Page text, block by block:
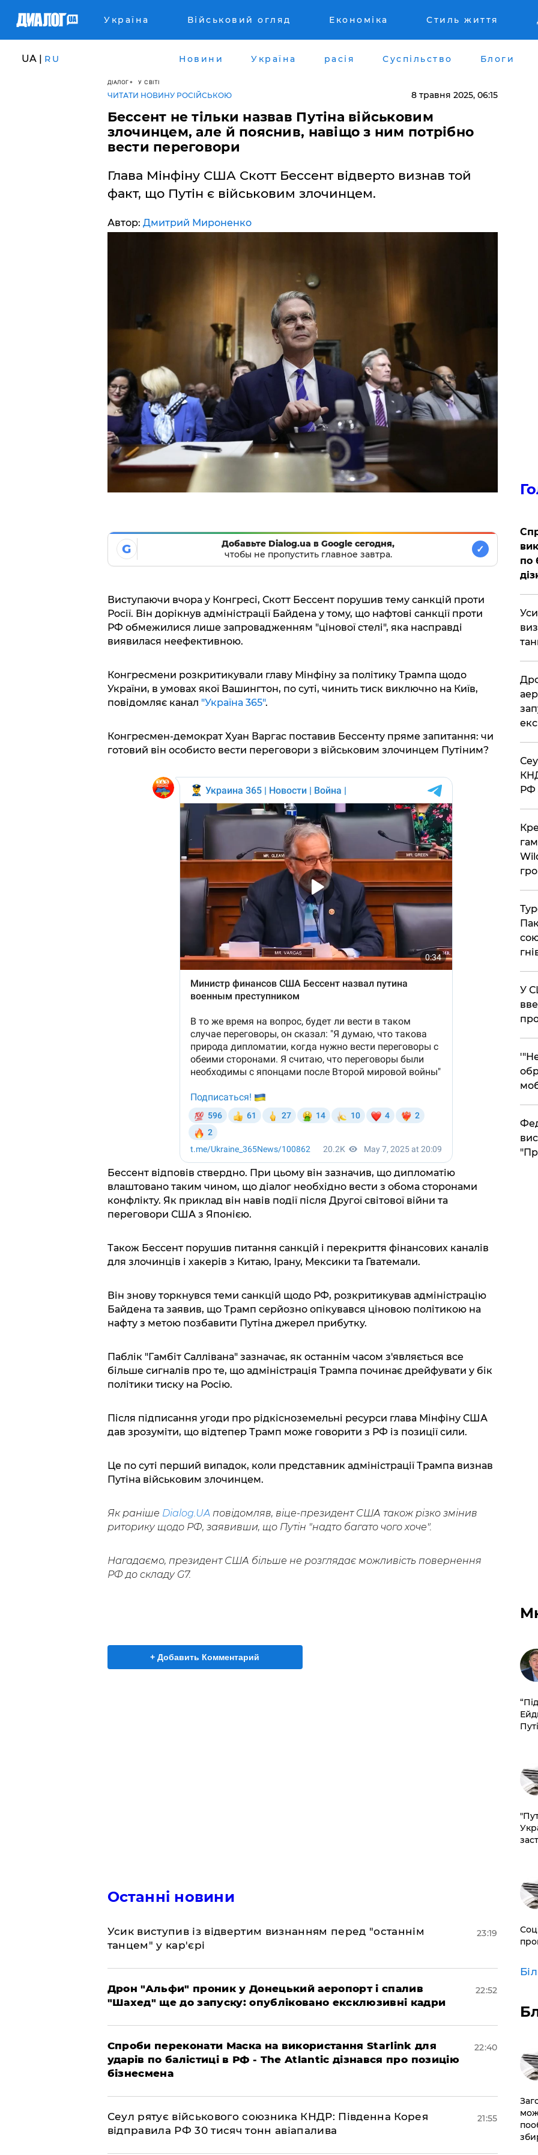
Україна Військовий огляд Економіка Стиль життя
UA | RU Новини Україна расія Суспільство Блоги
ДІАЛОГ У СВІТІ
ЧИТАТИ НОВИНУ РОСІЙСЬКОЮ 8 травня 2025, 06:15
Бессент не тільки назвав Путіна військовим
злочинцем, але й пояснив, навіщо з ним потрібно
вести переговори
Глава Мінфіну США Скотт Бессент відверто визнав той
факт, що Путін є військовим злочинцем.
Автор: Дмитрий Мироненко
G
Добавьте Dialog.ua в Google сегодня,
чтобы не пропустить главное завтра.
✓
Виступаючи вчора у Конгресі, Скотт Бессент порушив тему санкцій проти
Росії. Він дорікнув адміністрації Байдена у тому, що нафтові санкції проти
РФ обмежилися лише запровадженням "цінової стелі", яка насправді
виявилася неефективною.
Конгресмени розкритикували главу Мінфіну за політику Трампа щодо
України, в умовах якої Вашингтон, по суті, чинить тиск виключно на Київ,
повідомляє канал "Україна 365".
Конгресмен-демократ Хуан Варгас поставив Бессенту пряме запитання: чи
готовий він особисто вести переговори з військовим злочинцем Путіним?
Бессент відповів ствердно. При цьому він зазначив, що дипломатію
влаштовано таким чином, що діалог необхідно вести з обома сторонами
конфлікту. Як приклад він навів події після Другої світової війни та
переговори США з Японією.
Також Бессент порушив питання санкцій і перекриття фінансових каналів
для злочинців і хакерів з Китаю, Ірану, Мексики та Гватемали.
Він знову торкнувся теми санкцій щодо РФ, розкритикував адміністрацію
Байдена та заявив, що Трамп серйозно опікувався ціновою політикою на
нафту з метою позбавити Путіна джерел прибутку.
Паблік "Гамбіт Саллівана" зазначає, як останнім часом з'являється все
більше сигналів про те, що адміністрація Трампа починає дрейфувати у бік
політики тиску на Росію.
Після підписання угоди про рідкісноземельні ресурси глава Мінфіну США
дав зрозуміти, що відтепер Трамп може говорити з РФ із позиції сили.
Це по суті перший випадок, коли представник адміністрації Трампа визнав
Путіна військовим злочинцем.
Як раніше Dialog.UAповідомляв, віце-президент США також різко змінив
риторику щодо РФ, заявивши, що Путін "надто багато чого хоче".
Нагадаємо, президент США більше не розглядає можливість повернення
РФ до складу G7.
+ Добавить Комментарий
Останні новини
​Усик виступив із відвертим визнанням перед "останнім
танцем" у кар'єрі
23:19
​Дрон "Альфи" проник у Донецький аеропорт і спалив
"Шахед" ще до запуску: опубліковано ексклюзивні кадри
22:52
​Спроби переконати Маска на використання Starlink для
ударів по балістиці в РФ - The Atlantic дізнався про позицію
бізнесмена
22:40
​Сеул рятує військового союзника КНДР: Південна Корея
відправила РФ 30 тисяч тонн авіапалива
21:55
по
РФ
​У